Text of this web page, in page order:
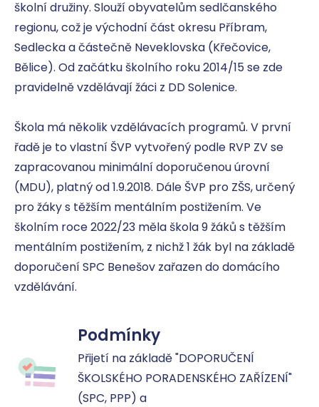
školní družiny. Slouží obyvatelům sedlčanského
regionu, což je východní část okresu Příbram,
Sedlecka a částečně Neveklovska (Křečovice,
Bělice). Od začátku školního roku 2014/15 se zde
pravidelně vzdělávají žáci z DD Solenice.
Škola má několik vzdělávacích programů. V první
řadě je to vlastní ŠVP vytvořený podle RVP ZV se
zapracovanou minimální doporučenou úrovní
(MDU), platný od 1.9.2018. Dále ŠVP pro ZŠS, určený
pro žáky s těžším mentálním postižením. Ve
školním roce 2022/23 měla škola 9 žáků s těžším
mentálním postižením, z nichž 1 žák byl na základě
doporučení SPC Benešov zařazen do domácího
vzdělávání.
Podmínky
Přijetí na základě "DOPORUČENÍ
ŠKOLSKÉHO PORADENSKÉHO ZAŘÍZENÍ"
(SPC, PPP) a